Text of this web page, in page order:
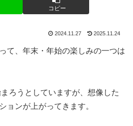
コピー
2024.11.27 2025.11.24
て、年末・年始の楽しみの一つは
ろうとしていますが、想像した
ョンが上がってきます。